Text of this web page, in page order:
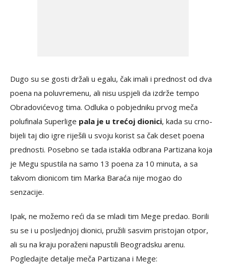
Dugo su se gosti držali u egalu, čak imali i prednost od dva
poena na poluvremenu, ali nisu uspjeli da izdrže tempo
Obradovićevog tima. Odluka o pobjedniku prvog meča
polufinala Superlige pala je u trećoj dionici, kada su crno-
bijeli taj dio igre riješili u svoju korist sa čak deset poena
prednosti. Posebno se tada istakla odbrana Partizana koja
je Megu spustila na samo 13 poena za 10 minuta, a sa
takvom dionicom tim Marka Baraća nije mogao do
senzacije.
Ipak, ne možemo reći da se mladi tim Mege predao. Borili
su se i u posljednjoj dionici, pružili sasvim pristojan otpor,
ali su na kraju poraženi napustili Beogradsku arenu.
Pogledajte detalje meča Partizana i Mege: